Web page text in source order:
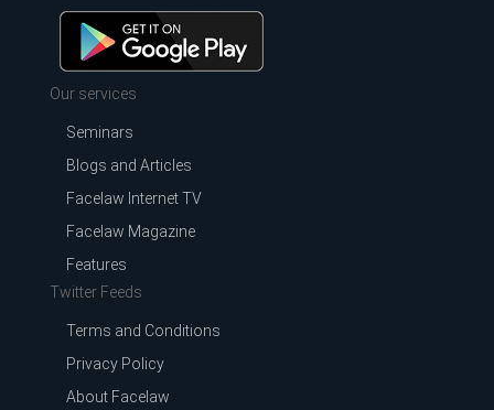
Our services
Seminars
Blogs and Articles
Facelaw Internet TV
Facelaw Magazine
Features
Twitter Feeds
Terms and Conditions
Privacy Policy
About Facelaw